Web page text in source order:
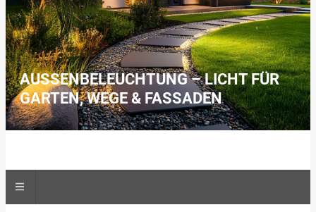
AUSSENBELEUCHTUNG – LICHT FÜR G
ARTEN, WEGE & FASSADEN